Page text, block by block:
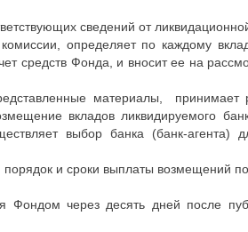
сведений от
определяет по каждому
средств Фонда, и вносит ее на
материалы, принимает
вкладов ликвидируемого
выбор банка (банк-агента)
и сроки выплаты возмещений
через десять дней после